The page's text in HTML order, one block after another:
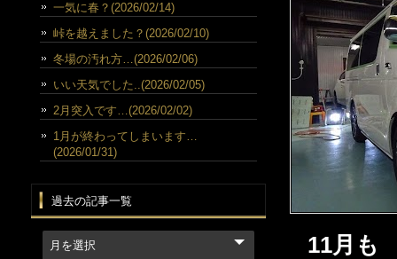
11月も
一気に春？(2026/02/14)
峠を越えました？(2026/02/10)
冬場の汚れ方…(2026/02/06)
いい天気でした..(2026/02/05)
2月突入です…(2026/02/02)
1月が終わってしまいます…
(2026/01/31)
過去の記事一覧